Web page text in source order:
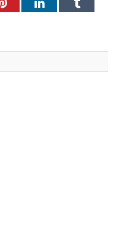
PinterestLinkedInTumblr